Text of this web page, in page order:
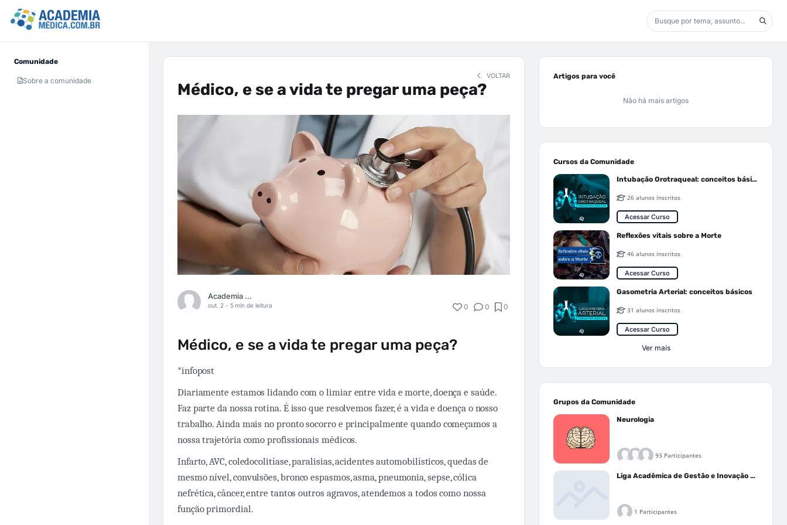
Comunidade
Sobre a comunidade
VOLTAR
Médico, e se a vida te pregar uma peça?
Academia Médica
out. 2 - 5 min de leitura 0 0 0
Médico, e se a vida te pregar uma peça?
*infopost
Diariamente estamos lidando com o limiar entre vida e morte, doença e saúde.
Faz parte da nossa rotina. É isso que resolvemos fazer, é a vida e doença o nosso
trabalho. Ainda mais no pronto socorro e principalmente quando começamos a
nossa trajetória como profissionais médicos.
Infarto, AVC, coledocolitíase, paralisias, acidentes automobilísticos, quedas de
mesmo nível, convulsões, bronco espasmos, asma, pneumonia, sepse, cólica
nefrética, câncer, entre tantos outros agravos, atendemos a todos como nossa
função primordial.
Artigos para você
Não há mais artigos
Cursos da Comunidade
Intubação Orotraqueal: conceitos básicos
26 alunos inscritos
Acessar Curso
Reflexões vitais sobre a Morte
46 alunos inscritos
Acessar Curso
Gasometria Arterial: conceitos básicos
31 alunos inscritos
Acessar Curso
Ver mais
Grupos da Comunidade
Neurologia
93 Participantes
Liga Acadêmica de Gestão e Inovação Médica - LAGIM
1 Participantes